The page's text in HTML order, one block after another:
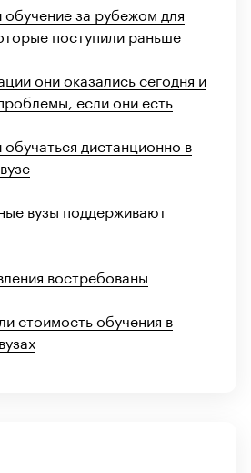
за рубежом для
поступили раньше
они оказались сегодня и
если они есть
дистанционно в
вузы поддерживают
востребованы
стоимость обучения в